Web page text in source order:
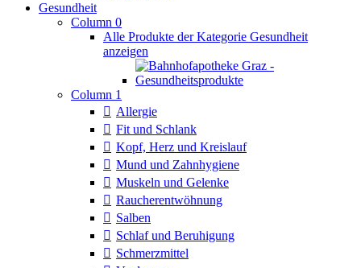
Gesundheit
Column 0
Alle Produkte der Kategorie Gesundheit
anzeigen
Column 1
Allergie
Fit und Schlank
Kopf, Herz und Kreislauf
Mund und Zahnhygiene
Muskeln und Gelenke
Raucherentwöhnung
Salben
Schlaf und Beruhigung
Schmerzmittel